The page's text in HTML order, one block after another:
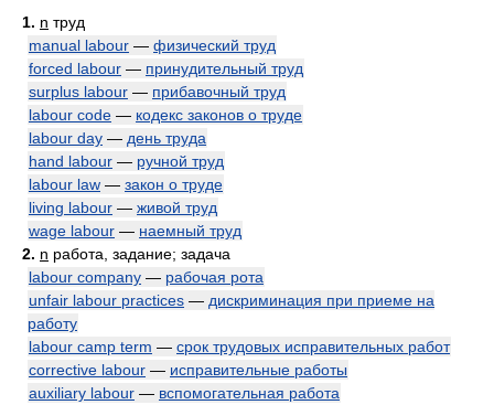
1. n труд
manual labour — физический труд
forced labour — принудительный труд
surplus labour — прибавочный труд
labour code — кодекс законов о труде
labour day — день труда
hand labour — ручной труд
labour law — закон о труде
living labour — живой труд
wage labour — наемный труд
2. n работа, задание; задача
labour company — рабочая рота
unfair labour practices — дискриминация при приеме на
работу
labour camp term — срок трудовых исправительных работ
corrective labour — исправительные работы
auxiliary labour — вспомогательная работа